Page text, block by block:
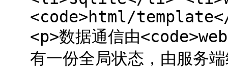
<code>html/
<p>数据通信由
有一份全局状态，由服务